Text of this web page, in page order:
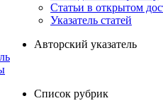
Статьи в открытом
Указатель статей
Авторский указатель
Список рубрик